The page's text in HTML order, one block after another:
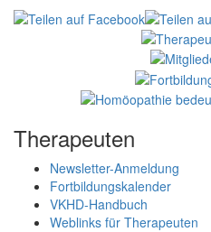
Therapeuten
Newsletter-Anmeldung
Fortbildungskalender
VKHD-Handbuch
Weblinks für Therapeuten